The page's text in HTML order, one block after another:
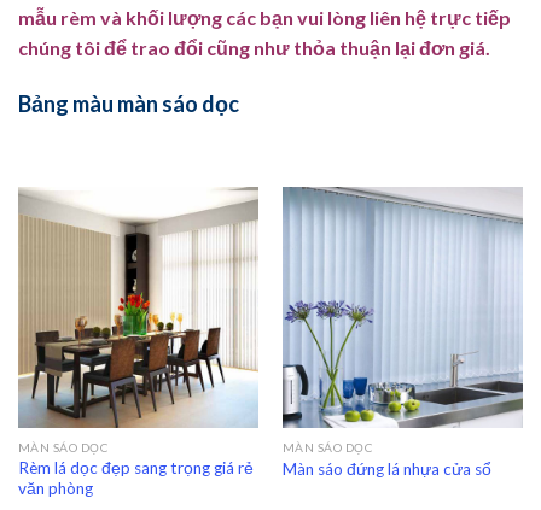
mẫu rèm và khối lượng các bạn vui lòng liên hệ trực tiếp
chúng tôi để trao đổi cũng như thỏa thuận lại đơn giá.
Bảng màu màn sáo dọc
MÀN SÁO DỌC
Rèm lá dọc đẹp sang trọng giá rẻ
văn phòng
MÀN SÁO DỌC
Màn sáo đứng lá nhựa cửa sổ